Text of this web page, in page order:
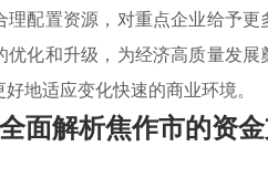
理配置资源，对重点企业给予
优化和升级，为经济高质量发
地适应变化快速的商业环境。
全面解析焦作市的资